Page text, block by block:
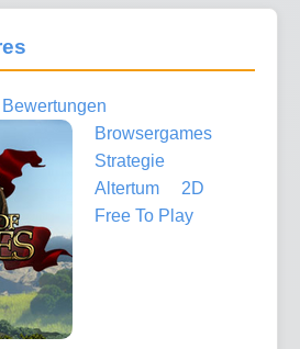
Bewertungen
Browsergames
Strategie
Altertum
2D
Free To Play